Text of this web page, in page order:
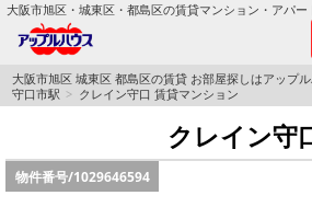
大阪市旭区・城東区・都島区の賃貸マンション・アパー
TOPページ
路線·駅から探す
大阪市旭区 城東区 都島区の賃貸 お部屋探しはアップ
守口市駅
クレイン守口 賃貸マンション
クレイン守
物件番号/1029646594